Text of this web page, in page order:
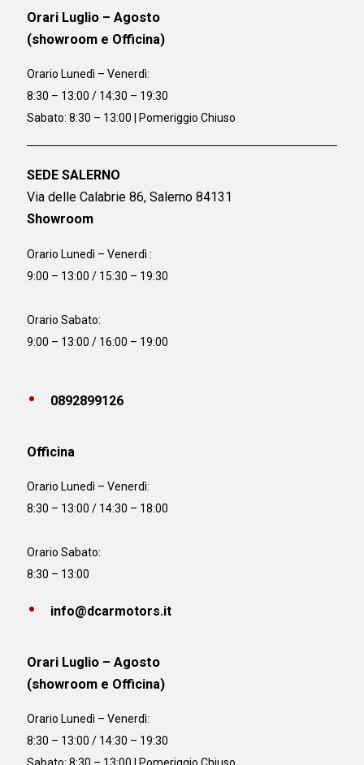
Orari Luglio – Agosto
(showroom e Officina)
Orario Lunedì – Venerdì:
8:30 – 13:00 / 14:30 – 19:30
Sabato: 8:30 – 13:00 | Pomeriggio Chiuso
SEDE SALERNO
Via delle Calabrie 86, Salerno 84131
Showroom
Orario Lunedì – Venerdì :
9:00 – 13:00 / 15:30 – 19:30
Orario Sabato:
9:00 – 13:00 / 16:00 – 19:00
0892899126
Officina
Orario Lunedì – Venerdì:
8:30 – 13:00 / 14:30 – 18:00
Orario Sabato:
8:30 – 13:00
info@dcarmotors.it
Orari Luglio – Agosto
(showroom e Officina)
Orario Lunedì – Venerdì:
8:30 – 13:00 / 14:30 – 19:30